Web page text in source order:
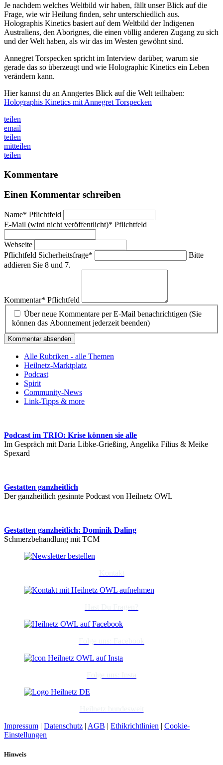
Je nachdem welches Weltbild wir haben, fällt unser Blick auf die
Frage, wie wir Heilung finden, sehr unterschiedlich aus.
Holographis Kinetics basiert auf dem Weltbild der Indigenen
Australiens, den Aborignes, die einen völlig anderen Zugang zu sich
und der Welt haben, als wir das im Westen gewöhnt sind.
Annegret Torspecken spricht im Interview darüber, warum sie
gerade das so überzeugt und wie Holographic Kinetics ein Leben
verändern kann.
Hier kannst du an Anngertes Blick auf die Welt teilhaben:
Holographis Kinetics mit Annegret Torspecken
teilen
email
teilen
mitteilen
teilen
Kommentare
Einen Kommentar schreiben
Name* Pflichtfeld
E-Mail (wird nicht veröffentlicht)* Pflichtfeld
Webseite
Pflichtfeld Sicherheitsfrage*
Bitte
addieren Sie 8 und 7.
Kommentar* Pflichtfeld
Über neue Kommentare per E-Mail benachrichtigen (Sie
können das Abonnement jederzeit beenden)
Kommentar absenden
Alle Rubriken - alle Themen
Heilnetz-Marktplatz
Podcast
Spirit
Community-News
Link-Tipps & more
Podcast im TRIO: Krise können sie alle
Im Gespräch mit Daria Libke-Grießing, Angelika Filius & Meike
Spexard
Gestatten ganzheitlich
Der ganzheitlich gesinnte Podcast von Heilnetz OWL
Gestatten ganzheitlich: Dominik Daling
Schmerzbehandlung mit TCM
Impressum | Datenschutz | AGB | Ethikrichtlinien | Cookie-
Einstellungen
Hinweis